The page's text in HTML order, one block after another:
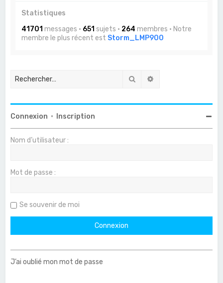
Statistiques
41701 messages • 651 sujets • 264 membres • Notre
membre le plus récent est Storm_LMP900
Rechercher
Connexion • Inscription
Nom d’utilisateur :
Mot de passe :
Se souvenir de moi
J’ai oublié mon mot de passe